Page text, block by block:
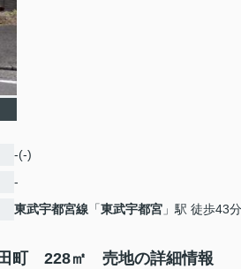
-(-)
-
東武宇都宮線 「東武宇都宮 」駅 徒歩43分
町 228㎡ 売地の詳細情報